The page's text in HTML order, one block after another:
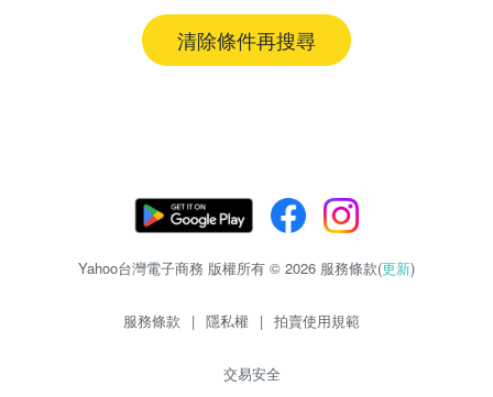
清除條件再搜尋
Yahoo台灣電子商務 版權所有 © 2026 服務條款(更新)
服務條款 | 隱私權 | 拍賣使用規範
交易安全